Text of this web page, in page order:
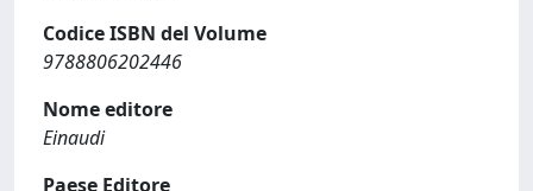
Codice ISBN del Volume
9788806202446
Nome editore
Einaudi
Paese Editore